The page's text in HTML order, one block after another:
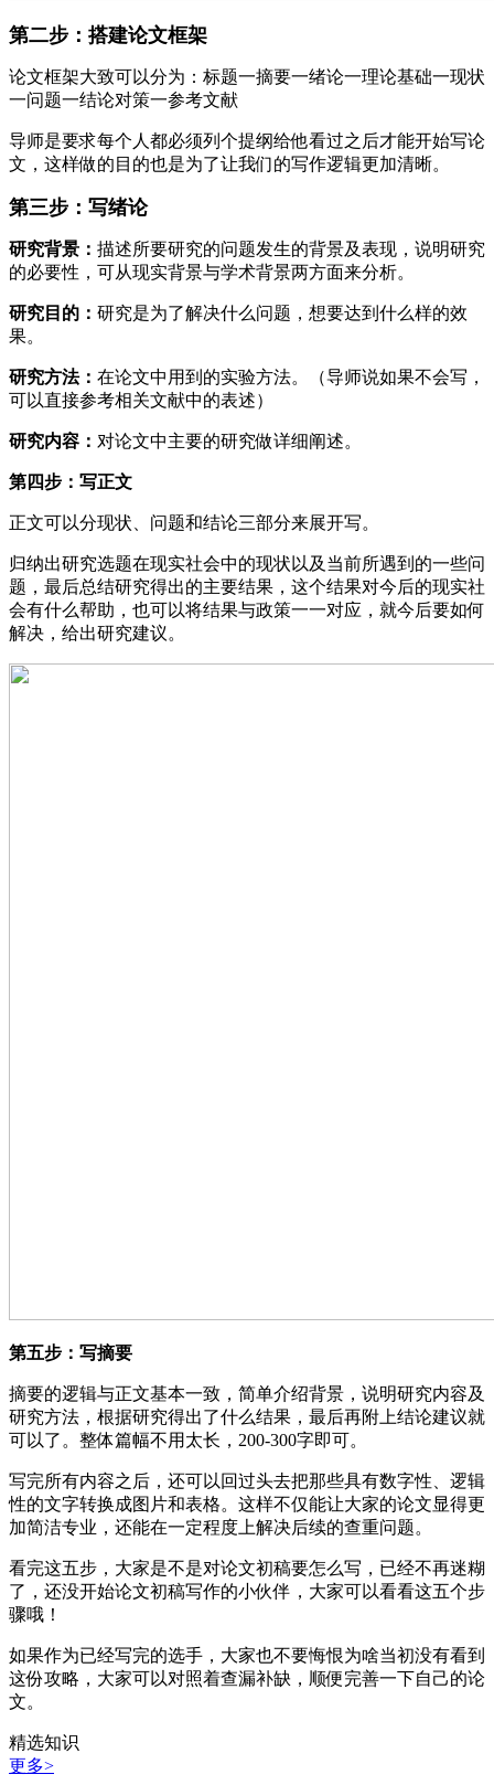
第二步：搭建论文框架
论文框架大致可以分为：标题一摘要一绪论一理论基础一现状
一问题一结论对策一参考文献
导师是要求每个人都必须列个提纲给他看过之后才能开始写论
文，这样做的目的也是为了让我们的写作逻辑更加清晰。
第三步：写绪论
研究背景： 描述所要研究的问题发生的背景及表现，说明研究
的必要性，可从现实背景与学术背景两方面来分析。
研究目的： 研究是为了解决什么问题，想要达到什么样的效
果。
研究方法： 在论文中用到的实验方法。（导师说如果不会写，
可以直接参考相关文献中的表述）
研究内容： 对论文中主要的研究做详细阐述。
第四步：写正文
正文可以分现状、问题和结论三部分来展开写。
归纳出研究选题在现实社会中的现状以及当前所遇到的一些问
题，最后总结研究得出的主要结果，这个结果对今后的现实社
会有什么帮助，也可以将结果与政策一一对应，就今后要如何
解决，给出研究建议。
第五步：写摘要
摘要的逻辑与正文基本一致，简单介绍背景，说明研究内容及
研究方法，根据研究得出了什么结果，最后再附上结论建议就
可以了。整体篇幅不用太长，200-300字即可。
写完所有内容之后，还可以回过头去把那些具有数字性、逻辑
性的文字转换成图片和表格。这样不仅能让大家的论文显得更
加简洁专业，还能在一定程度上解决后续的查重问题。
看完这五步，大家是不是对论文初稿要怎么写，已经不再迷糊
了，还没开始论文初稿写作的小伙伴，大家可以看看这五个步
骤哦！
如果作为已经写完的选手，大家也不要悔恨为啥当初没有看到
这份攻略，大家可以对照着查漏补缺，顺便完善一下自己的论
文。
精选知识
更多>